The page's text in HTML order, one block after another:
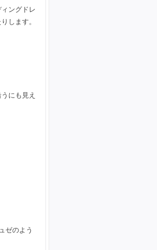
ングドレ
します。
にも見え
ゼのよう